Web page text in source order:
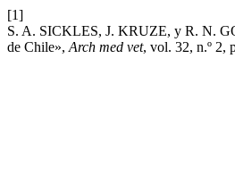
[1]
S. A. SICKLES, J. KRUZE, y R. N.
de Chile», Arch med vet, vol. 32, n.º 2,